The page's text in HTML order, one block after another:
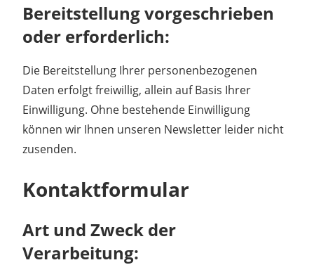
Bereitstellung vorgeschrieben
oder erforderlich:
Die Bereitstellung Ihrer personenbezogenen
Daten erfolgt freiwillig, allein auf Basis Ihrer
Einwilligung. Ohne bestehende Einwilligung
können wir Ihnen unseren Newsletter leider nicht
zusenden.
Kontaktformular
Art und Zweck der
Verarbeitung: